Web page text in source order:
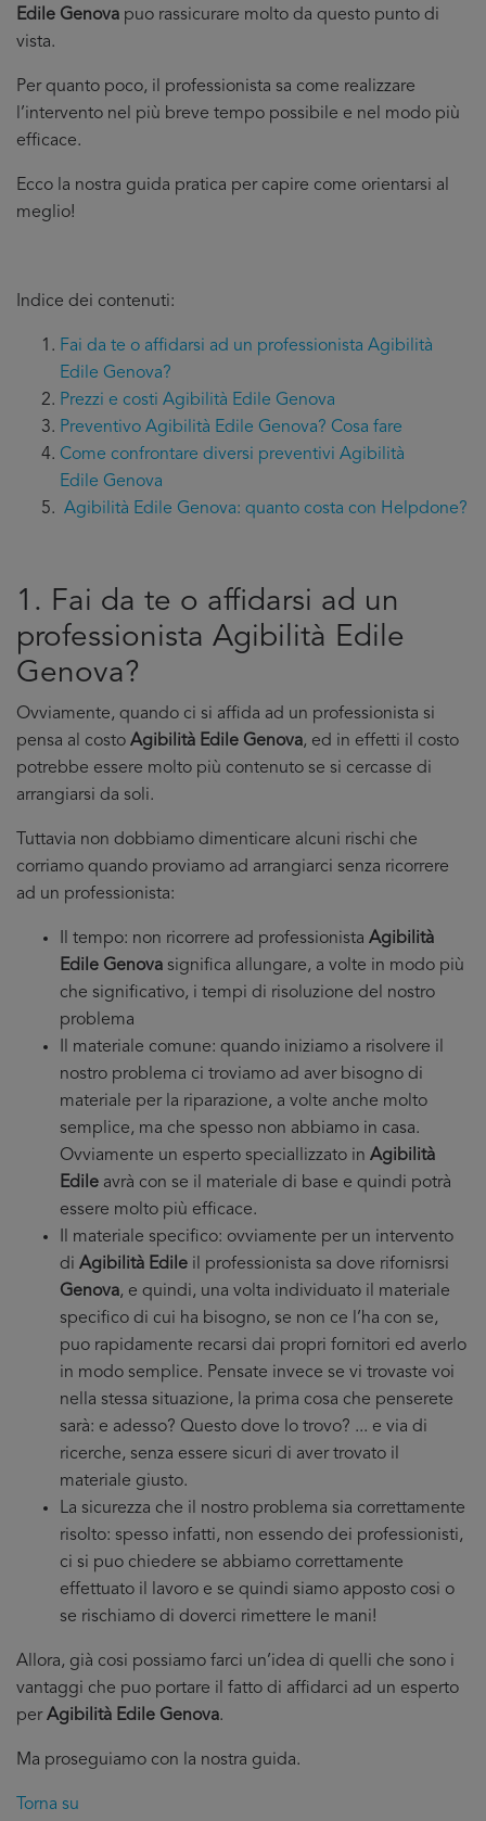
Edile Genova puo rassicurare molto da questo punto di
vista.
Per quanto poco, il professionista sa come realizzare
l’intervento nel più breve tempo possibile e nel modo più
efficace.
Ecco la nostra guida pratica per capire come orientarsi al
meglio!
Indice dei contenuti:
Fai da te o affidarsi ad un professionista Agibilità
Edile Genova?
Prezzi e costi Agibilità Edile Genova
Preventivo Agibilità Edile Genova? Cosa fare
Come confrontare diversi preventivi Agibilità
Edile Genova
Agibilità Edile Genova: quanto costa con Helpdone?
1. Fai da te o affidarsi ad un
professionista Agibilità Edile
Genova?
Ovviamente, quando ci si affida ad un professionista si
pensa al costo Agibilità Edile Genova, ed in effetti il costo
potrebbe essere molto più contenuto se si cercasse di
arrangiarsi da soli.
Tuttavia non dobbiamo dimenticare alcuni rischi che
corriamo quando proviamo ad arrangiarci senza ricorrere
ad un professionista:
Il tempo: non ricorrere ad professionista Agibilità
Edile Genova significa allungare, a volte in modo più
che significativo, i tempi di risoluzione del nostro
problema
Il materiale comune: quando iniziamo a risolvere il
nostro problema ci troviamo ad aver bisogno di
materiale per la riparazione, a volte anche molto
semplice, ma che spesso non abbiamo in casa.
Ovviamente un esperto speciallizzato in Agibilità
Edile avrà con se il materiale di base e quindi potrà
essere molto più efficace.
Il materiale specifico: ovviamente per un intervento
di Agibilità Edile il professionista sa dove rifornisrsi
Genova, e quindi, una volta individuato il materiale
specifico di cui ha bisogno, se non ce l’ha con se,
puo rapidamente recarsi dai propri fornitori ed averlo
in modo semplice. Pensate invece se vi trovaste voi
nella stessa situazione, la prima cosa che penserete
sarà: e adesso? Questo dove lo trovo? ... e via di
ricerche, senza essere sicuri di aver trovato il
materiale giusto.
La sicurezza che il nostro problema sia correttamente
risolto: spesso infatti, non essendo dei professionisti,
ci si puo chiedere se abbiamo correttamente
effettuato il lavoro e se quindi siamo apposto cosi o
se rischiamo di doverci rimettere le mani!
Allora, già cosi possiamo farci un’idea di quelli che sono i
vantaggi che puo portare il fatto di affidarci ad un esperto
perAgibilità Edile Genova.
Ma proseguiamo con la nostra guida.
Torna su